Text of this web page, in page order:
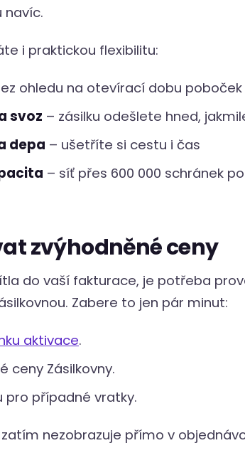
navíc.
i praktickou flexibilitu:
ohledu na otevírací dobu poboček
svoz – zásilku odešlete hned,
depa – ušetříte si cestu i čas
– síť přes 600 000 schránek
zvýhodněné ceny
do vaší fakturace, je potřeba
Zabere to jen pár minut:
aktivace.
ceny Zásilkovny.
pro případné vratky.
nezobrazuje přímo v